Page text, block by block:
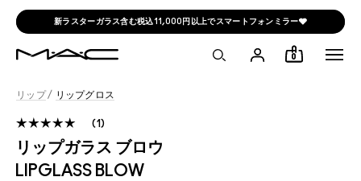
新ラスターガラス含む税込11,000円以上でスマートフォンミラー🩶
0
リップ/ リップグロス
リップガラス ブロウ
LIPGLASS BLOW
1